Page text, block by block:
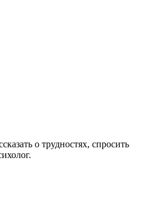
о трудностях, спросить